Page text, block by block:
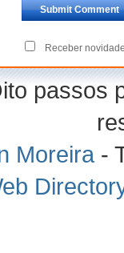
Receber
passos
Moreira -